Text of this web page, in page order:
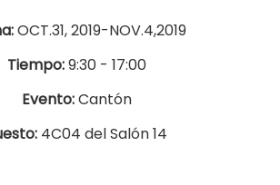
OCT.31, 2019-NOV.4,2019
Tiempo:9:30 - 17:00
Evento:Cantón
4C04 del Salón 14